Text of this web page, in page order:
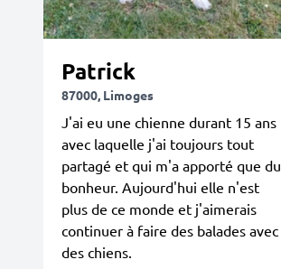
Patrick
87000, Limoges
J'ai eu une chienne durant 15 ans
avec laquelle j'ai toujours tout
partagé et qui m'a apporté que du
bonheur. Aujourd'hui elle n'est
plus de ce monde et j'aimerais
continuer à faire des balades avec
des chiens.